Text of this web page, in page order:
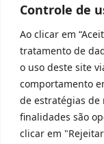
Controle de
Ao clicar em
tratamento de
o uso deste site
comportamento
de estratégias de
finalidades são
clicar em